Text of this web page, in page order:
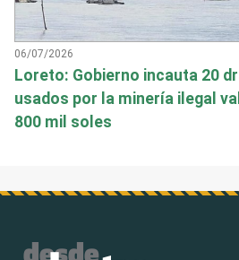
06/07/2026
Loreto: Gobierno incauta 20
usados por la minería ilegal
800 mil soles